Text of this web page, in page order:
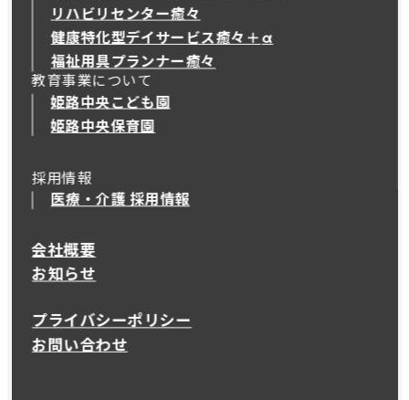
リハビリセンター癒々
健康特化型デイサービス癒々＋α
健康特化型デイサービス癒々＋
福祉用具プランナー癒々
教育事業について
姫路中央こども園
姫路中央保育園
採用情報
医療・介護 採用情報
会社概要
お知らせ
プライバシーポリシー
お問い合わせ